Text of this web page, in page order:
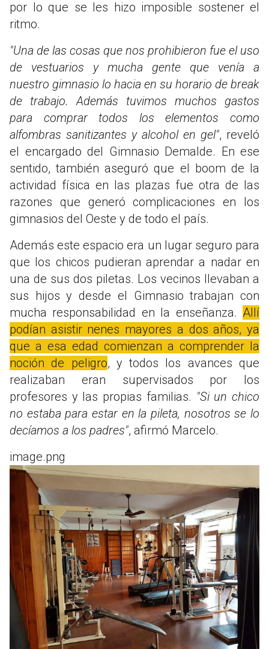
por lo que se les hizo imposible sostener el
ritmo.
"Una de las cosas que nos prohibieron fue el uso
de vestuarios y mucha gente que venía a
nuestro gimnasio lo hacia en su horario de break
de trabajo. Además tuvimos muchos gastos
para comprar todos los elementos como
alfombras sanitizantes y alcohol en gel", reveló
el encargado del Gimnasio Demalde. En ese
sentido, también aseguró que el boom de la
actividad física en las plazas fue otra de las
razones que generó complicaciones en los
gimnasios del Oeste y de todo el país.
Además este espacio era un lugar seguro para
que los chicos pudieran aprendar a nadar en
una de sus dos piletas. Los vecinos llevaban a
sus hijos y desde el Gimnasio trabajan con
mucha responsabilidad en la enseñanza. Allí
podían asistir nenes mayores a dos años, ya
que a esa edad comienzan a comprender la
noción de peligro, y todos los avances que
realizaban eran supervisados por los
profesores y las propias familias. "Si un chico
no estaba para estar en la pileta, nosotros se lo
decíamos a los padres", afirmó Marcelo.
image.png